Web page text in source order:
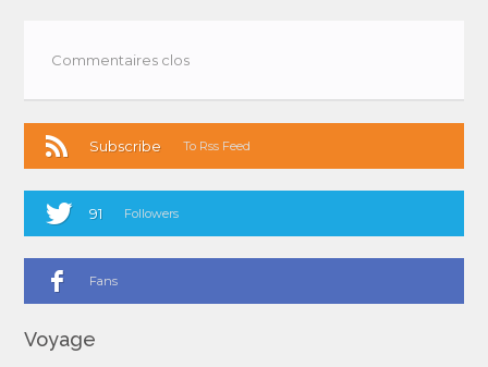
Commentaires clos
Subscribe To Rss Feed
91 Followers
Fans
Voyage